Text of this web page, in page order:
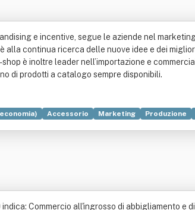
e incentive, segue le aziende nel
alla continua ricerca delle nuove idee e dei
è inoltre leader nell’importazione e
di prodotti a catalogo sempre disponibili.
Accessorio Marketing Produzione
Commercio all'ingrosso di abbigliamento e